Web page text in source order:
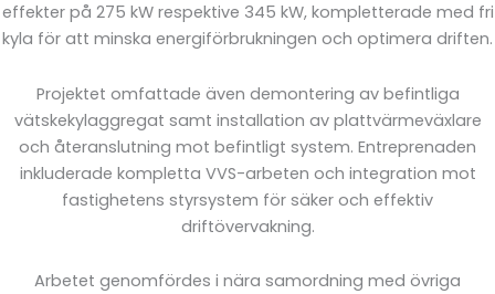
effekter på 275 kW respektive 345 kW, kompletterade med fri
kyla för att minska energiförbrukningen och optimera driften.
Projektet omfattade även demontering av befintliga
vätskekylaggregat samt installation av plattvärmeväxlare
och återanslutning mot befintligt system. Entreprenaden
inkluderade kompletta VVS-arbeten och integration mot
fastighetens styrsystem för säker och effektiv
driftövervakning.
Arbetet genomfördes i nära samordning med övriga